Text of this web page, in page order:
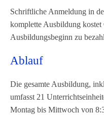
Schriftliche Anmeldung in
komplette Ausbildung kostet
Ausbildungsbeginn zu
Ablauf
Die gesamte Ausbildung,
umfasst 21
Montag bis Mittwoch von